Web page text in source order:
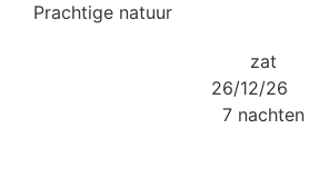
Prachtige natuur
zat
26/12/26
7 nachten